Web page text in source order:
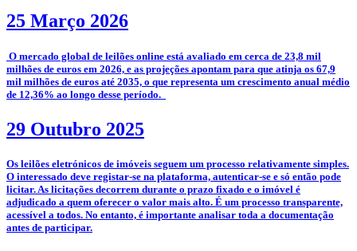
25 Março 2026
­­ O mercado global de leilões online está avaliado em cerca de 23,8 mil
milhões de euros em 2026, e as projeções apontam para que atinja os 67,9
mil milhões de euros até 2035, o que representa um crescimento anual médio
de 12,36% ao longo desse período.
29 Outubro 2025
­­Os leilões eletrónicos de imóveis seguem um processo relativamente simples.
O interessado deve registar-se na plataforma, autenticar-se e só então pode
licitar. As licitações decorrem durante o prazo fixado e o imóvel é
adjudicado a quem oferecer o valor mais alto. É um processo transparente,
acessível a todos. No entanto, é importante analisar toda a documentação
antes de participar.